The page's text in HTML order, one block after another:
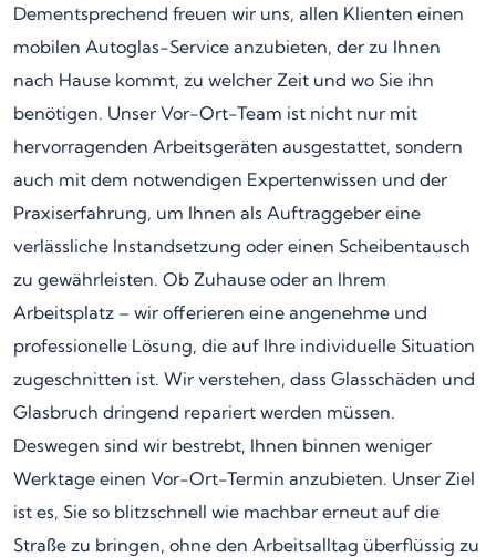
Dementsprechend freuen wir uns, allen Klienten einen
mobilen Autoglas-Service anzubieten, der zu Ihnen
nach Hause kommt, zu welcher Zeit und wo Sie ihn
benötigen. Unser Vor-Ort-Team ist nicht nur mit
hervorragenden Arbeitsgeräten ausgestattet, sondern
auch mit dem notwendigen Expertenwissen und der
Praxiserfahrung, um Ihnen als Auftraggeber eine
verlässliche Instandsetzung oder einen Scheibentausch
zu gewährleisten. Ob Zuhause oder an Ihrem
Arbeitsplatz – wir offerieren eine angenehme und
professionelle Lösung, die auf Ihre individuelle Situation
zugeschnitten ist. Wir verstehen, dass Glasschäden und
Glasbruch dringend repariert werden müssen.
Deswegen sind wir bestrebt, Ihnen binnen weniger
Werktage einen Vor-Ort-Termin anzubieten. Unser Ziel
ist es, Sie so blitzschnell wie machbar erneut auf die
Straße zu bringen, ohne den Arbeitsalltag überflüssig zu